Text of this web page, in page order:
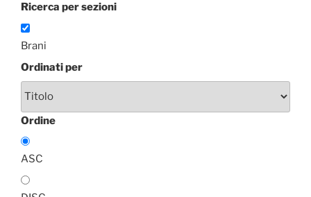
Ricerca per sezioni
Brani
Ordinati per
Ordine
ASC